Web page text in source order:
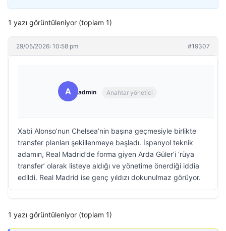
1 yazı görüntüleniyor (toplam 1)
29/05/2026: 10:58 pm #19307
A admin Anahtar yönetici
Xabi Alonso’nun Chelsea’nin başına geçmesiyle birlikte
transfer planları şekillenmeye başladı. İspanyol teknik
adamın, Real Madrid’de forma giyen Arda Güler’i ‘rüya
transfer’ olarak listeye aldığı ve yönetime önerdiği iddia
edildi. Real Madrid ise genç yıldızı dokunulmaz görüyor.
1 yazı görüntüleniyor (toplam 1)